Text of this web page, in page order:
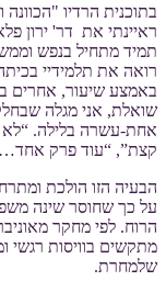
בתוכנית הרדיו
ראיינתי את דר' ירון
תמיד מתחיל בנפש
רואה את תלמידיי
באמצע שיעור, אחרים
שואלת, אני מגלה
אחת-עשרה בלילה. “לא
קצת”, “עוד פרק
הבעיה הזו הולכת
על כך שחוסר שינה
הרוח. לפי מחקר
מתקשים בוויסות רגשי
שלמחרת.